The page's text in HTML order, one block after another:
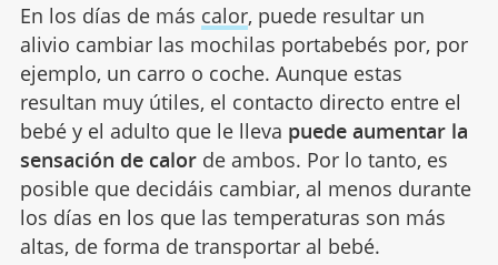
En los días de más calor, puede resultar un
alivio cambiar las mochilas portabebés por, por
ejemplo, un carro o coche. Aunque estas
resultan muy útiles, el contacto directo entre el
bebé y el adulto que le lleva puede aumentar la
sensación de calorde ambos. Por lo tanto, es
posible que decidáis cambiar, al menos durante
los días en los que las temperaturas son más
altas, de forma de transportar al bebé.